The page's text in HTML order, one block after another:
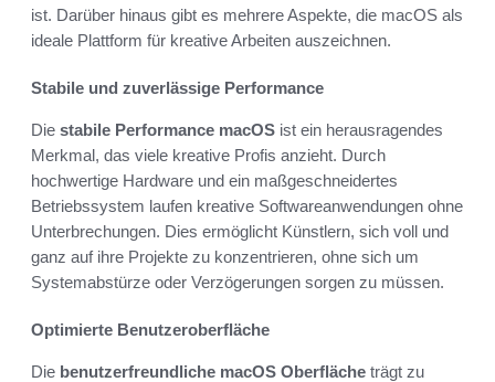
ist. Darüber hinaus gibt es mehrere Aspekte, die macOS als
ideale Plattform für kreative Arbeiten auszeichnen.
Stabile und zuverlässige Performance
Die stabile Performance macOS ist ein herausragendes
Merkmal, das viele kreative Profis anzieht. Durch
hochwertige Hardware und ein maßgeschneidertes
Betriebssystem laufen kreative Softwareanwendungen ohne
Unterbrechungen. Dies ermöglicht Künstlern, sich voll und
ganz auf ihre Projekte zu konzentrieren, ohne sich um
Systemabstürze oder Verzögerungen sorgen zu müssen.
Optimierte Benutzeroberfläche
Die benutzerfreundliche macOS Oberfläche trägt zu